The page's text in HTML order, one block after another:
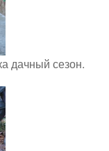
дачный сезон.